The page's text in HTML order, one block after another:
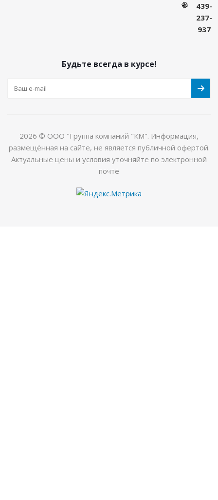
439-
237-
937
Будьте всегда в курсе!
2026 © ООО "Группа компаний "КМ". Информация,
размещённая на сайте, не является публичной офертой.
Актуальные цены и условия уточняйте по электронной
почте